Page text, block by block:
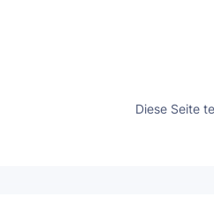
Diese Seite